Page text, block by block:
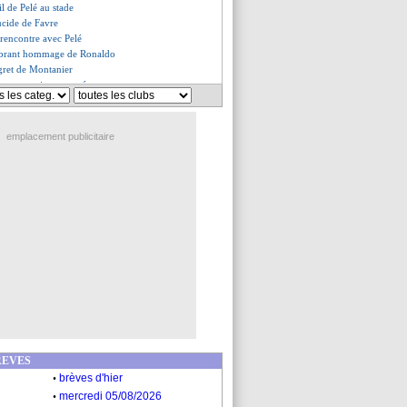
de Pelé au stade
de Favre
avec Pelé
hommage de Ronaldo
de Montanier
ce qui a manqué
bel hommage du Vélodrome
du mer. 28 décembre 2022
emplacement publicitaire
. brèves d'hier
. mercredi 05/08/2026